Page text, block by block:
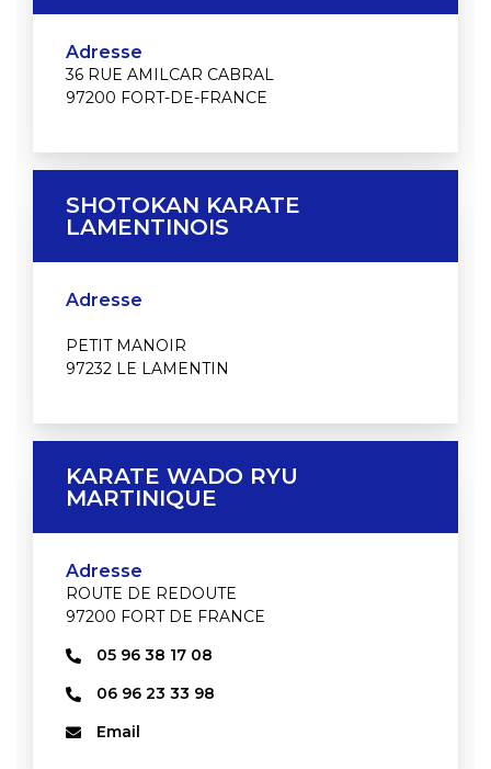
Adresse
36 RUE AMILCAR CABRAL
97200 FORT-DE-FRANCE
SHOTOKAN KARATE
LAMENTINOIS
Adresse
PETIT MANOIR
97232 LE LAMENTIN
KARATE WADO RYU
MARTINIQUE
Adresse
ROUTE DE REDOUTE
97200 FORT DE FRANCE
05 96 38 17 08
06 96 23 33 98
Email